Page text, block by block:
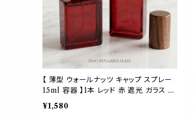
【 薄型 ウォールナッツ キャップ スプレー
15ml 容器 】1本 レッド 赤 遮光 ガラス 木
製 アトマイザー 強化ガラス 底肉厚 詰替
容器 ボトル ミスト 噴霧 香水 フレグラン
¥1,580